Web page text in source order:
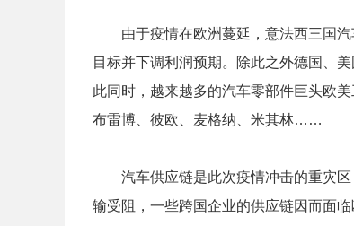
由于疫情在欧洲蔓延，意法西三国汽
目标并下调利润预期。除此之外德国、
此同时，越来越多的汽车零部件巨头欧
布雷博、彼欧、麦格纳、米其林……
汽车供应链是此次疫情冲击的重灾区
输受阻，一些跨国企业的供应链因而面